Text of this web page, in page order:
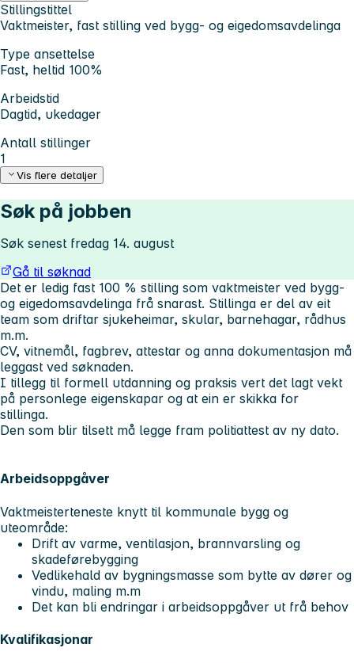
Stillingstittel
Vaktmeister, fast stilling ved bygg- og eigedomsavdelinga
Type ansettelse
Fast, heltid 100%
Arbeidstid
Dagtid, ukedager
Antall stillinger
1
Vis flere detaljer
Søk på jobben
Søk senest fredag 14. august
Gå til søknad
Det er ledig fast 100 % stilling som vaktmeister ved bygg-
og eigedomsavdelinga frå snarast. Stillinga er del av eit
team som driftar sjukeheimar, skular, barnehagar, rådhus
m.m.
CV, vitnemål, fagbrev, attestar og anna dokumentasjon må
leggast ved søknaden.
I tillegg til formell utdanning og praksis vert det lagt vekt
på personlege eigenskapar og at ein er skikka for
stillinga.
Den som blir tilsett må legge fram politiattest av ny dato.
Arbeidsoppgåver
Vaktmeisterteneste knytt til kommunale bygg og
uteområde:
Drift av varme, ventilasjon, brannvarsling og
skadeførebygging
Vedlikehald av bygningsmasse som bytte av dører og
vindu, maling m.m
Det kan bli endringar i arbeidsoppgåver ut frå behov
Kvalifikasjonar